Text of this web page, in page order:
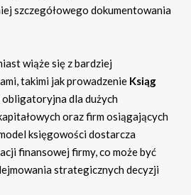
szczegółowego dokumentowania
wiąże się z bardziej
takimi jak prowadzenie Ksiąg
obligatoryjna dla dużych
oraz firm osiągających
księgowości dostarcza
finansowej firmy, co może być
strategicznych decyzji